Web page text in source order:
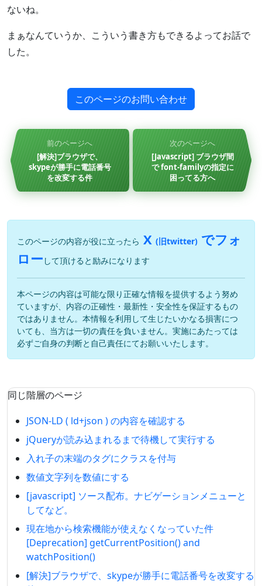
ないね。
まぁなんていうか、こういう書き方もできるよってお話で
した。
このページのお問い合わせ
前のページへ
[解決]ブラウザで、
skypeが勝手に電話番号
を改変する件
次のページへ
[Javascript] ブラウザ間
で font-familyの指定に
困ってる方へ
このページの内容が役に立ったら X (旧twitter) でフォ
ロー して頂けると励みになります
本ページの内容は可能な限り正確な情報を提供するよう努め
ていますが、内容の正確性・最新性・安全性を保証するもの
ではありません。本情報を利用して生じたいかなる損害につ
いても、当方は一切の責任を負いません。実施にあたっては
必ずご自身の判断と自己責任にてお願いいたします。
同じ階層のページ
JSON-LD ( ld+json ) の内容を確認する
jQueryが読み込まれるまで待機して実行する
入れ子の末端のタグにクラスを付与
数値文字列を数値にする
[javascript] ソース配布。ナビゲーションメニューと
してなど。
現在地から検索機能が使えなくなっていた件
[Deprecation] getCurrentPosition() and
watchPosition()
[解決]ブラウザで、skypeが勝手に電話番号を改変する